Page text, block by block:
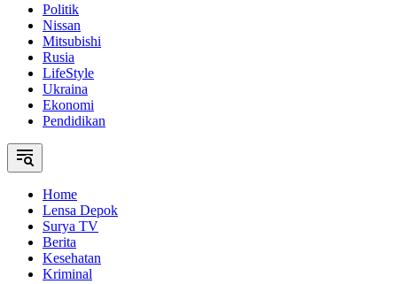
Politik
Nissan
Mitsubishi
Rusia
LifeStyle
Ukraina
Ekonomi
Pendidikan
Home
Lensa Depok
Surya TV
Berita
Kesehatan
Kriminal